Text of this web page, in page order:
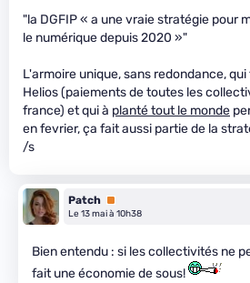
"la DGFIP « a une vraie stratégie pour
le numérique depuis 2020 »"
L'armoire unique, sans redondance,
Helios (paiements de toutes les
france) et qui à planté tout le monde
en fevrier, ça fait aussi partie de la
/s
Patch Premium
Le 13 mai à 10h38
Bien entendu : si les collectivités ne
fait une économie de sous!